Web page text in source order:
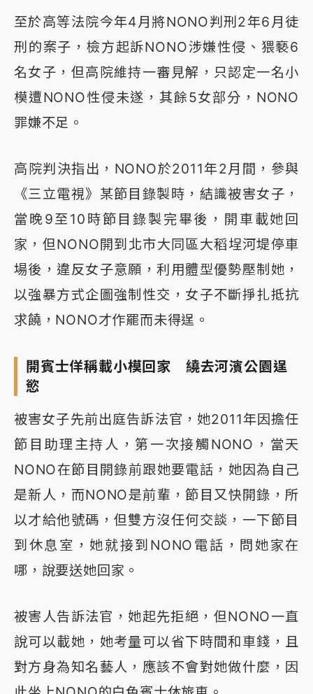
至於高等法院今年4月將NONO判刑2年6月徒
刑的案子，檢方起訴NONO涉嫌性侵、猥褻6
名女子，但高院維持一審見解，只認定一名小
模遭NONO性侵未遂，其餘5女部分，NONO
罪嫌不足。
高院判決指出，NONO於2011年2月間，參與
《三立電視》某節目錄製時，結識被害女子，
當晚9至10時節目錄製完畢後，開車載她回
家，但NONO開到北市大同區大稻埕河堤停車
場後，違反女子意願，利用體型優勢壓制她，
以強暴方式企圖強制性交，女子不斷掙扎抵抗
求饒，NONO才作罷而未得逞。
開賓士佯稱載小模回家 繞去河濱公園逞
慾
被害女子先前出庭告訴法官，她2011年因擔任
節目助理主持人，第一次接觸NONO，當天
NONO在節目開錄前跟她要電話，她因為自己
是新人，而NONO是前輩，節目又快開錄，所
以才給他號碼，但雙方沒任何交談，一下節目
到休息室，她就接到NONO電話，問她家在
哪，說要送她回家。
被害人告訴法官，她起先拒絕，但NONO一直
說可以載她，她考量可以省下時間和車錢，且
對方身為知名藝人，應該不會對她做什麼，因